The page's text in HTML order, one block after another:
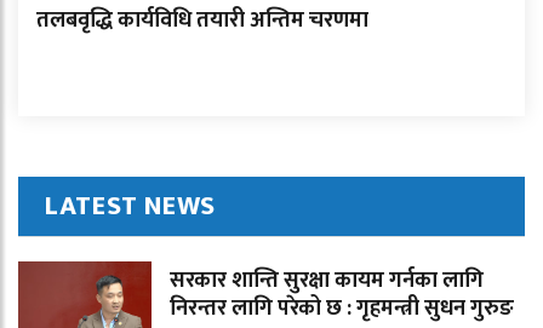
तलबवृद्धि कार्यविधि तयारी अन्तिम चरणमा
LATEST NEWS
सरकार शान्ति सुरक्षा कायम गर्नका लागि
निरन्तर लागि परेको छ : गृहमन्त्री सुधन गुरुङ